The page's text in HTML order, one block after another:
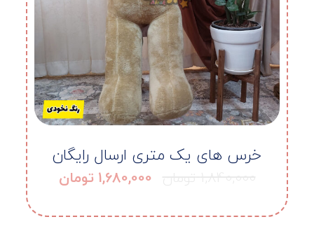
خرس های یک متری ارسال رایگان
1,680,000 تومان